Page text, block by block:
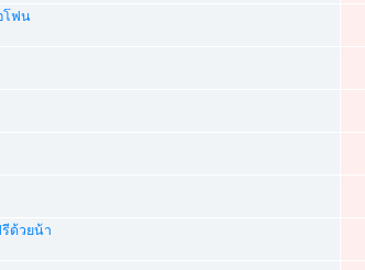
โฟน
ด้วยน้า